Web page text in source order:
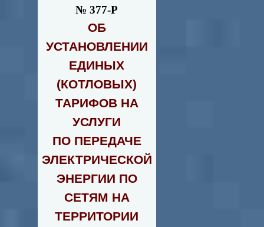
№ 377-Р
ОБ
УСТАНОВЛЕНИИ
ЕДИНЫХ
(КОТЛОВЫХ)
ТАРИФОВ НА
УСЛУГИ
ПО ПЕРЕДАЧЕ
ЭЛЕКТРИЧЕСКОЙ
ЭНЕРГИИ ПО
СЕТЯМ НА
ТЕРРИТОРИИ